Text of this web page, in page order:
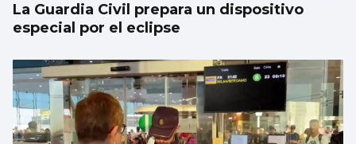
La Guardia Civil prepara un dispositivo
especial por el eclipse